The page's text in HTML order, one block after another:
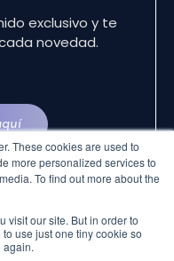
These cookies are used to
more personalized services to
To find out more about the
visit our site. But in order to
use just one tiny cookie so
again.
exclusivo y te
novedad.